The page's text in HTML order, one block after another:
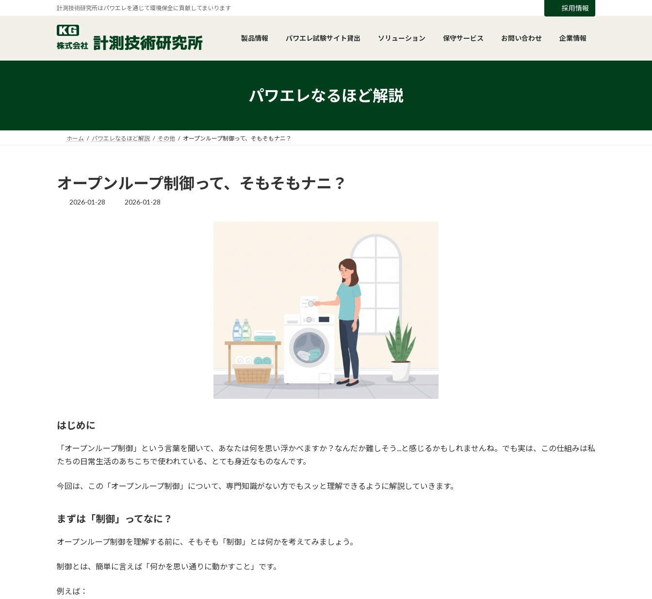
へ
ョ
計測技術研究所はパワエレを通じて環境保全に貢献してまいります 採用情報
製品情報 パワエレ試験サイト貸出 ソリューション 保守サービス お問い合わせ 企業情報
パワエレなるほど解説
ホーム パワエレなるほど解説 その他 オープンループ制御って、そもそもナニ？
オープンループ制御って、そもそもナニ？
2026-01-28
最
2026-01-28
はじめに
「オープンループ制御」という言葉を聞いて、あなたは何を思い浮かべますか？なんだか難しそう...と感じるかもしれませんね。でも実は、この仕組みは私
たちの日常生活のあちこちで使われている、とても身近なものなんです。
今回は、この「オープンループ制御」について、専門知識がない方でもスッと理解できるように解説していきます。
まずは「制御」ってなに？
オープンループ制御を理解する前に、そもそも「制御」とは何かを考えてみましょう。
制御とは、簡単に言えば「何かを思い通りに動かすこと」です。
例えば：